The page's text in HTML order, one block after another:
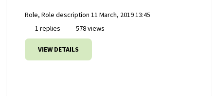
Role, Role description 11 March, 2019 13:45
1 replies
578 views
VIEW DETAILS